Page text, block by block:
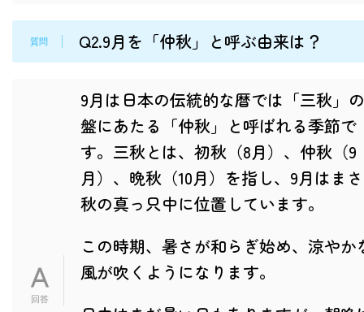
Q2.9月を「仲秋」と呼ぶ由来は？
9月は日本の伝統的な暦では「三秋」
盤にあたる「仲秋」と呼ばれる季節で
す。三秋とは、初秋（8月）、仲秋（9
月）、晩秋（10月）を指し、9月はま
秋の真っ只中に位置しています。
この時期、暑さが和らぎ始め、涼やか
風が吹くようになります。